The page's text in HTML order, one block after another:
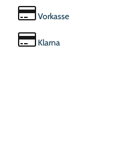
Vorkasse
Klarna